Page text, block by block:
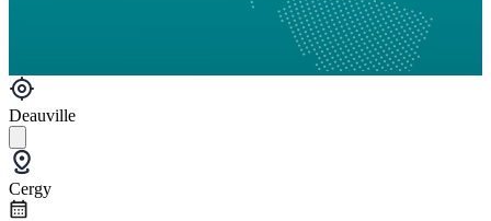
Deauville
Cergy